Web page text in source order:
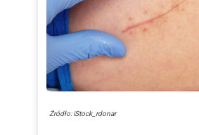
Źródło: iStock_rdonar